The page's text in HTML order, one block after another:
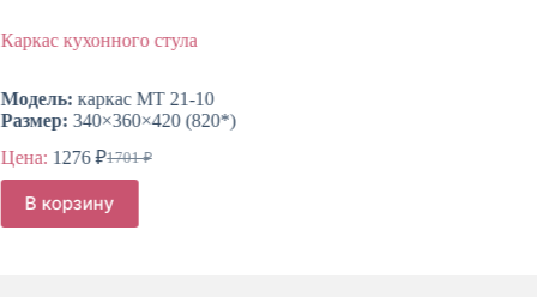
Каркас кухонного стула
Модель: каркас МТ 21-10
Размер: 340×360×420 (820*)
Цена:
1701₽
Первоначальная
цена
составляла
1701 ₽.
1276₽Текущая
цена:
1276 ₽.
В корзину